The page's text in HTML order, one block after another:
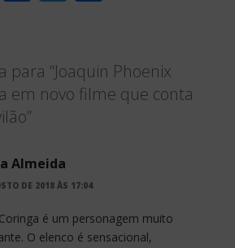
e
b
o
k
t
t
r
e
para “Joaquin Phoenix
em novo filme que conta
Almeida
DE 2018 ÀS 17:04
é um personagem muito
O elenco é sensacional,